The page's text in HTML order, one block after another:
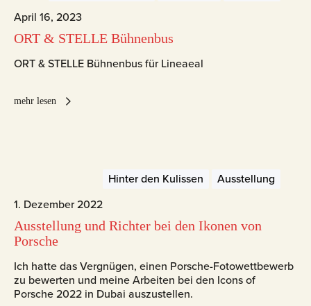
April 16, 2023
ORT & STELLE Bühnenbus
ORT & STELLE Bühnenbus für Lineaeal
mehr lesen
Hinter den Kulissen
Ausstellung
1. Dezember 2022
Ausstellung und Richter bei den Ikonen von
Porsche
Ich hatte das Vergnügen, einen Porsche-Fotowettbewerb
zu bewerten und meine Arbeiten bei den Icons of
Porsche 2022 in Dubai auszustellen.